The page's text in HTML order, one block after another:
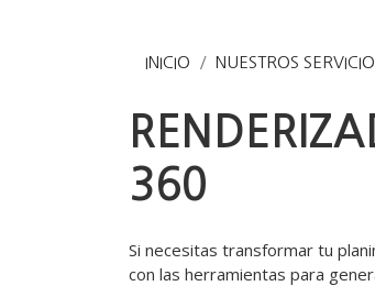
INICIO NUESTROS
360
Si necesitas transformar tu
con las herramientas para